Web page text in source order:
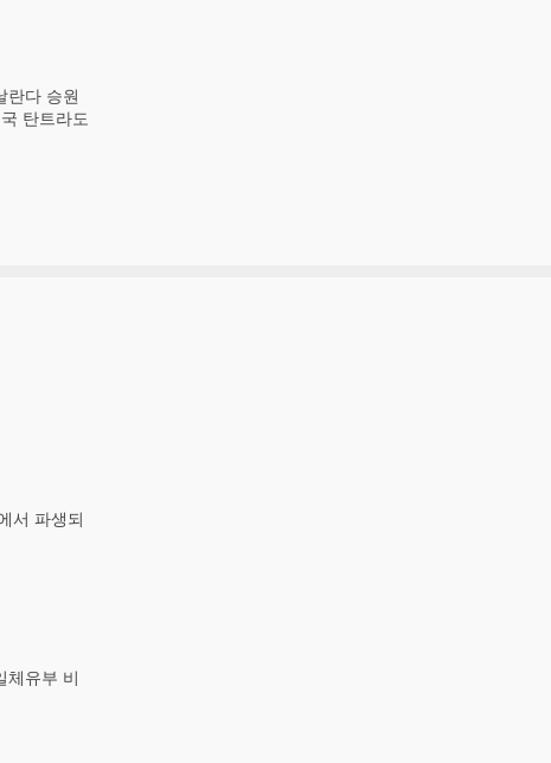
란다 승원
탄트라도
서 파생되
체유부 비